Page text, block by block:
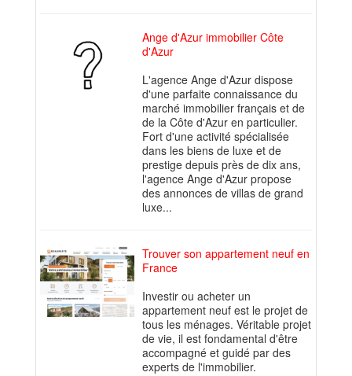
Ange d'Azur immobilier Côte
d'Azur
L'agence Ange d'Azur dispose
d'une parfaite connaissance du
marché immobilier français et de
de la Côte d'Azur en particulier.
Fort d'une activité spécialisée
dans les biens de luxe et de
prestige depuis près de dix ans,
l'agence Ange d'Azur propose
des annonces de villas de grand
luxe...
Trouver son appartement neuf en
France
Investir ou acheter un
appartement neuf est le projet de
tous les ménages. Véritable projet
de vie, il est fondamental d'être
accompagné et guidé par des
experts de l'immobilier.